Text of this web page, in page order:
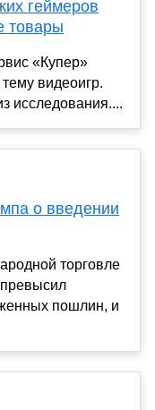
геймеров
товары
«Купер»
видеоигр.
исследования....
о введении
торговле
пошлин, и